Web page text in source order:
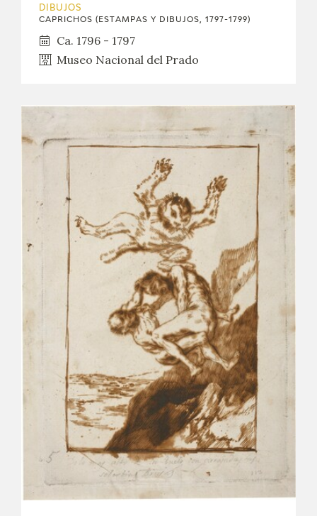
DIBUJOS
CAPRICHOS (ESTAMPAS Y DIBUJOS, 1797-1799)
Ca. 1796 - 1797
Museo Nacional del Prado